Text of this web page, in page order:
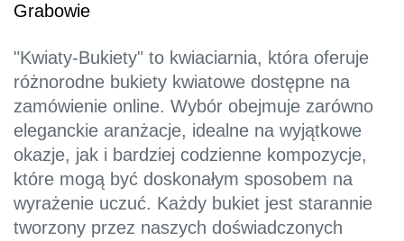
Grabowie
"Kwiaty-Bukiety" to kwiaciarnia, która oferuje
różnorodne bukiety kwiatowe dostępne na
zamówienie online. Wybór obejmuje zarówno
eleganckie aranżacje, idealne na wyjątkowe
okazje, jak i bardziej codzienne kompozycje,
które mogą być doskonałym sposobem na
wyrażenie uczuć. Każdy bukiet jest starannie
tworzony przez naszych doświadczonych